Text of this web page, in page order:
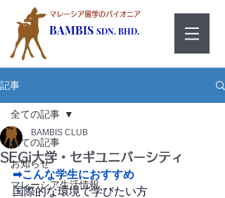
マレーシア留学のパイオニア
BAMBIS SDN. BHD.
記事
全ての記事
お知らせ
マレーシア生活情報
全ての記事
SEGi大学・セギユニバーシティ
BAMBIS CLUB
➡こんな学生におすすめ
国際的な環境で学びたい方